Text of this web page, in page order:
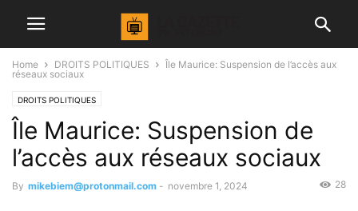
Home DROITS POLITIQUES
Île Maurice: Suspension de l’accès aux
réseaux sociaux
DROITS POLITIQUES
Île Maurice: Suspension de
l’accès aux réseaux sociaux
By mikebiem@protonmail.com - novembre 1, 2024 28